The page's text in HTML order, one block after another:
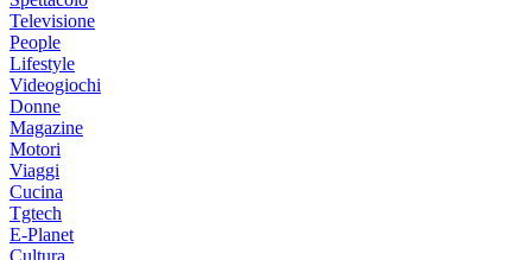
Televisione
People
Lifestyle
Videogiochi
Donne
Magazine
Motori
Viaggi
Cucina
Tgtech
E-Planet
Cultura